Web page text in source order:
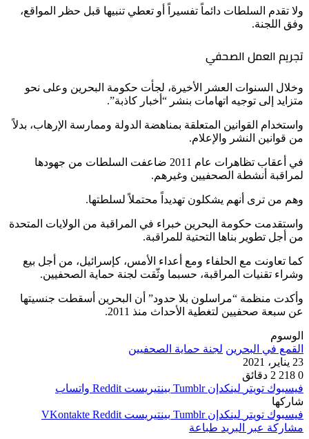
ولا تقدم السلطات دائماً تفسيراً أو تعطي تنبيها قبل حظر المواقع،
وفق اللجنة.
تجريم العمل الصحفي
وخلال السنوات العشر الأخيرة، لجأت حكومة البحرين وعلى نحو
متزايد إلى توجيه اتهامات بنشر “أخبار كاذبة”.
واستخدام القوانين المتعلقة بمناهضة الدولة وممارسة الإرهاب، بدلاً
من قوانين النشر والإعلام.
في أعقاب تظاهرات عام 2011 ضاعفت السلطات من جهودها
لمراقبة أنشطة الصحفيين وغيرهم.
وهم من ترى أنهم يشكلون تهديداً محتملاً لسلطتها.
واستقدمت حكومة البحرين خبراء في المراقبة من الولايات المتحدة
من أجل تطوير بناها التحتية للمراقبة.
كما تعاونت مع الحلفاء ومع أعداء الأمس، كإسرائيل، من أجل بيع
وشراء تقنيات المراقبة، حسبما وثّقت لجنة حماية الصحفيين.
وأكدت منظمة “مراسلون بلا حدود” أن البحرين أسقطت جنسيتها
عن سبعة صحفيين لتغطية الأحداث منذ 2011.
الوسوم
القمع في البحرين لجنة حماية الصحفيين
23 يناير، 2021
0
2 دقائق
فيسبوك تويتر لينكدإن بينتيريست
واتساب
شاركها
فيسبوك تويتر لينكدإن بينتيريست
مشاركة عبر البريد طباعة